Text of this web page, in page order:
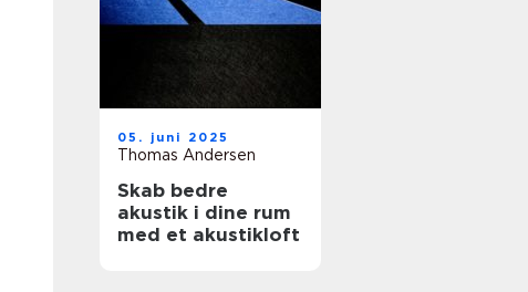
05. juni 2025
Thomas Andersen
Skab bedre
akustik i dine rum
med et akustikloft